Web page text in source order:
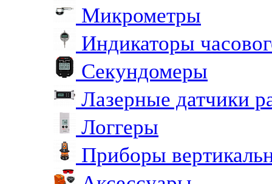
Микрометры
Индикаторы
Секундомеры
Лазерные датчики
Логгеры
Приборы